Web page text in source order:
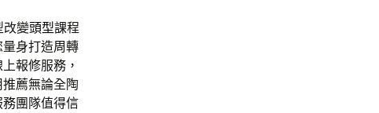
改變頭型課程
量身打造周轉
報修服務，
薦無論全陶
團隊值得信